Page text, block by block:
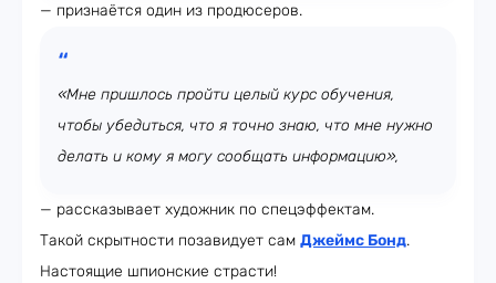
— признаётся один из продюсеров.
«Мне пришлось пройти целый курс обучения,
чтобы убедиться, что я точно знаю, что мне нужно
делать и кому я могу сообщать информацию»,
— рассказывает художник по спецэффектам.
Такой скрытности позавидует сам Джеймс Бонд.
Настоящие шпионские страсти!